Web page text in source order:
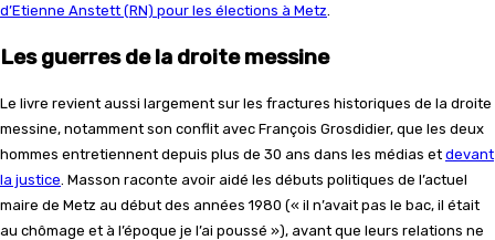
d’Etienne Anstett (RN) pour les élections à Metz.
Les guerres de la droite messine
Le livre revient aussi largement sur les fractures historiques de la droite
messine, notamment son conflit avec François Grosdidier, que les deux
hommes entretiennent depuis plus de 30 ans dans les médias et devant
la justice. Masson raconte avoir aidé les débuts politiques de l’actuel
maire de Metz au début des années 1980 (« il n’avait pas le bac, il était
au chômage et à l’époque je l’ai poussé »), avant que leurs relations ne